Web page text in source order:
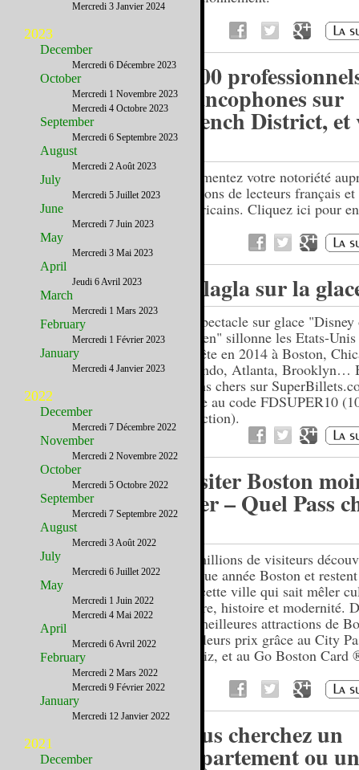
1200
francophones sur
French District, et
?
Augmentez votre notoriété
millions de lecteurs français et
américains. Cliquez ici pour
Aglagla sur la
Le spectacle sur glace
Frozen" sillonne les Etats-
s'arrête en 2014 à Boston,
Orlando, Atlanta, Brooklyn…
moins chers sur
grâce au code FDSUPER10
réduction).
Visiter Boston
cher – Quel Pass
?
12 millions de visiteurs
chaque année Boston et
par cette ville qui sait mêler
nature, histoire et modernité.
les meilleures attractions de
meilleurs prix grâce au City
Ceetiz, et au Go Boston Card
Vous cherchez un
appartement ou
Mercredi 3 Janvier 2024
2023
December
Mercredi 6 Décembre 2023
October
Mercredi 1 Novembre 2023
Mercredi 4 Octobre 2023
September
Mercredi 6 Septembre 2023
August
Mercredi 2 Août 2023
July
Mercredi 5 Juillet 2023
June
Mercredi 7 Juin 2023
May
Mercredi 3 Mai 2023
April
Jeudi 6 Avril 2023
March
Mercredi 1 Mars 2023
February
Mercredi 1 Février 2023
January
Mercredi 4 Janvier 2023
2022
December
Mercredi 7 Décembre 2022
November
Mercredi 2 Novembre 2022
October
Mercredi 5 Octobre 2022
September
Mercredi 7 Septembre 2022
August
Mercredi 3 Août 2022
July
Mercredi 6 Juillet 2022
May
Mercredi 1 Juin 2022
Mercredi 4 Mai 2022
April
Mercredi 6 Avril 2022
February
Mercredi 2 Mars 2022
Mercredi 9 Février 2022
January
Mercredi 12 Janvier 2022
2021
December